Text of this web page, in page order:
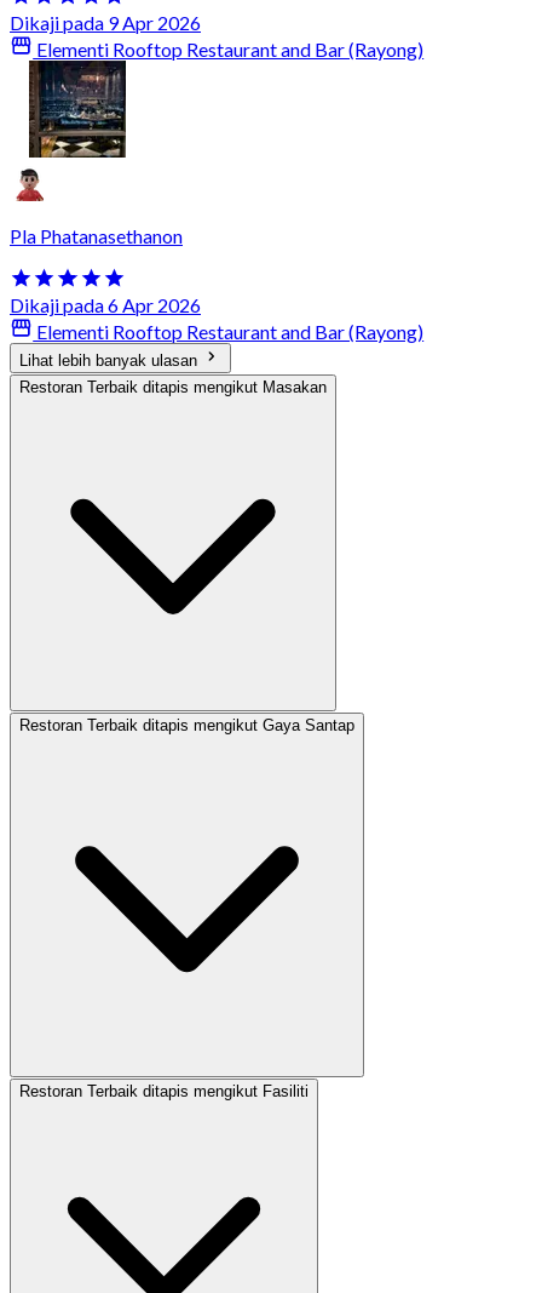
Dikaji pada 9 Apr 2026
Elementi Rooftop Restaurant and Bar (Rayong)
Pla Phatanasethanon
Dikaji pada 6 Apr 2026
Elementi Rooftop Restaurant and Bar (Rayong)
Lihat lebih banyak ulasan
Restoran Terbaik ditapis mengikut Masakan
Restoran Terbaik ditapis mengikut Gaya Santap
Restoran Terbaik ditapis mengikut Fasiliti